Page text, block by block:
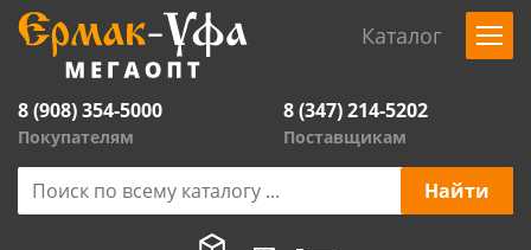
Каталог
8 (908) 354-5000
Покупателям
8 (347) 214-5202
Поставщикам